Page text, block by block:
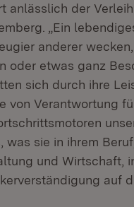
anlässlich der
„Ein
anderer
oder etwas ganz
sich durch ihre
von Verantwortung
sie in ihrem
und Wirtschaft,
auf